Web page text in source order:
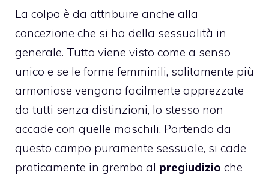
La colpa è da attribuire anche alla
concezione che si ha della sessualità in
generale. Tutto viene visto come a senso
unico e se le forme femminili, solitamente più
armoniose vengono facilmente apprezzate
da tutti senza distinzioni, lo stesso non
accade con quelle maschili. Partendo da
questo campo puramente sessuale, si cade
praticamente in grembo al pregiudizio che